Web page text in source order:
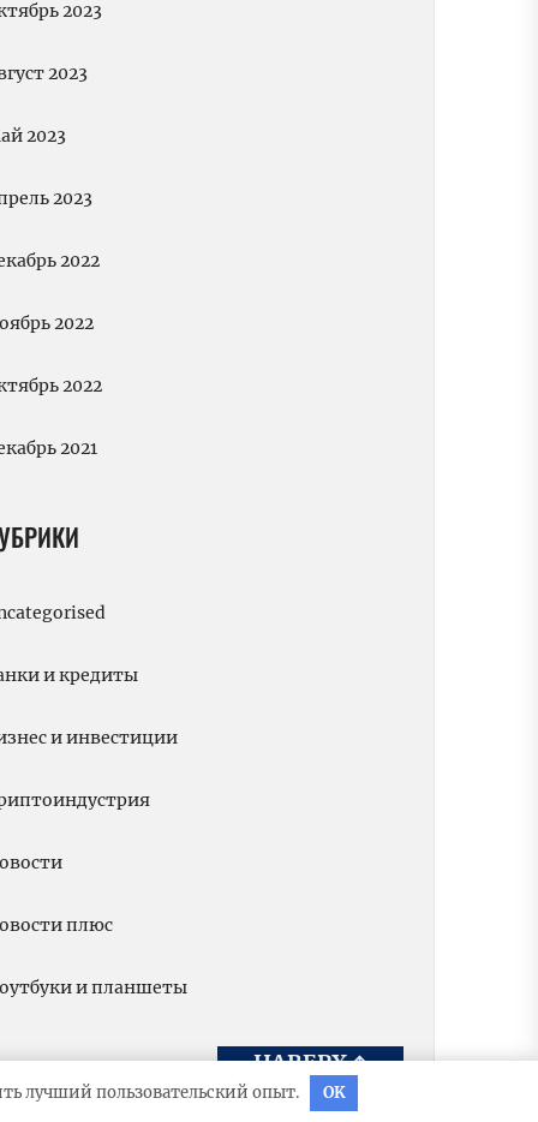
2023
2023
2023
2023
2022
2022
2022
2021
и кредиты
и инвестиции
плюс
и планшеты
НАВЕРХ↑
лучший пользовательский опыт. OK